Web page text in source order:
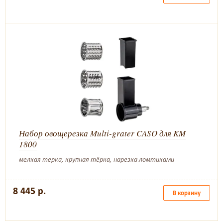
Набор овощерезка Multi-grater CASO для KM
1800
мелкая терка, крупная тёрка, нарезка ломтиками
8 445 р. В корзину